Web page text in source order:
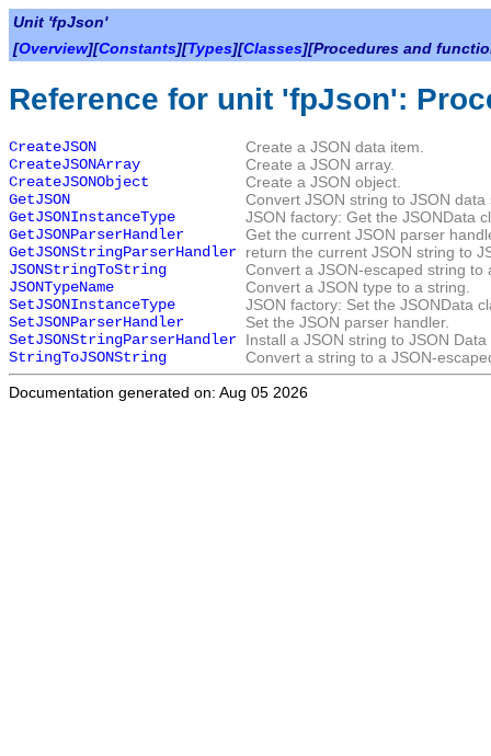
Unit 'fpJson'
[Overview][Constants][Types][Classes][Procedures and
Reference for unit 'fpJson':
CreateJSON
Create a JSON data item.
CreateJSONArray
Create a JSON array.
CreateJSONObject
Create a JSON object.
GetJSON
Convert JSON string to JSON data
GetJSONInstanceType
JSON factory: Get the JSONData
GetJSONParserHandler
Get the current JSON parser
GetJSONStringParserHandler return the current JSON string to
JSONStringToString
Convert a JSON-escaped string to
JSONTypeName
Convert a JSON type to a string.
SetJSONInstanceType
JSON factory: Set the JSONData
SetJSONParserHandler
Set the JSON parser handler.
SetJSONStringParserHandler Install a JSON string to JSON
StringToJSONString
Convert a string to a JSON-
Documentation generated on: Aug 05 2026